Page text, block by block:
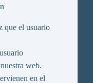
que el usuario
web.
en el